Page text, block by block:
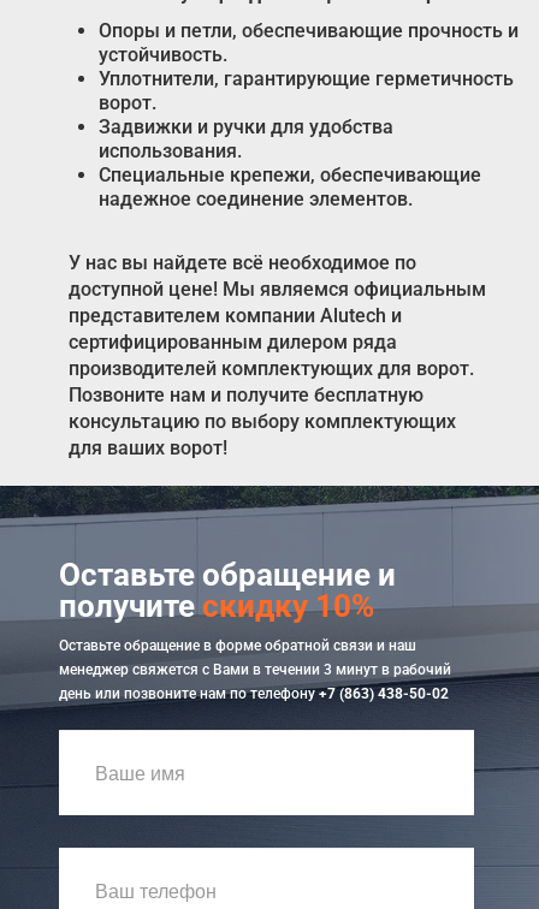
Опоры и петли, обеспечивающие прочность и
устойчивость.
Уплотнители, гарантирующие герметичность
ворот.
Задвижки и ручки для удобства
использования.
Специальные крепежи, обеспечивающие
надежное соединение элементов.
У нас вы найдете всё необходимое по
доступной цене! Мы являемся официальным
представителем компании Alutech и
сертифицированным дилером ряда
производителей комплектующих для ворот.
Позвоните нам и получите бесплатную
консультацию по выбору комплектующих
для ваших ворот!
Оставьте обращение и
получитескидку 10%
Оставьте обращение в форме обратной связи и наш
менеджер свяжется с Вами в течении 3 минут в рабочий
день или позвоните нам по телефону+7 (863) 438-50-02